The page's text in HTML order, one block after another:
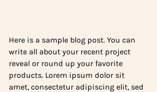
Here is a sample blog post. You can
write all about your recent project
reveal or round up your favorite
products. Lorem ipsum dolor sit
amet, consectetur adipiscing elit, sed